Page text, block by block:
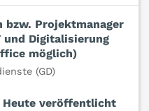
bzw. Projektmanager
Digitalisierung
möglich)
(GD)
Heute veröffentlicht